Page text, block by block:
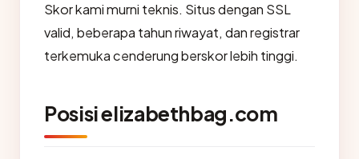
Skor kami murni teknis. Situs dengan SSL
valid, beberapa tahun riwayat, dan registrar
terkemuka cenderung berskor lebih tinggi.
Posisi elizabethbag.com